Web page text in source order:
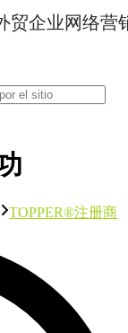
TOPPER®注册商